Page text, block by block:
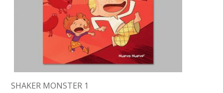
SHAKER MONSTER 1